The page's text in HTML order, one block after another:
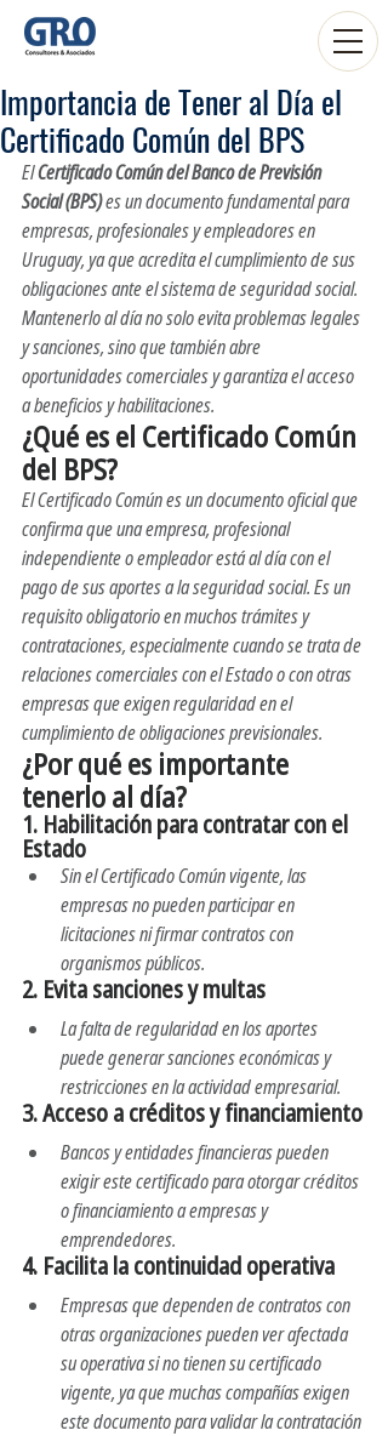
Importancia de Tener al Día el
Certificado Común del BPS
El Certificado Común del Banco de Previsión
Social (BPS) es un documento fundamental para
empresas, profesionales y empleadores en
Uruguay, ya que acredita el cumplimiento de sus
obligaciones ante el sistema de seguridad social.
Mantenerlo al día no solo evita problemas legales
y sanciones, sino que también abre
oportunidades comerciales y garantiza el acceso
a beneficios y habilitaciones.
¿Qué es el Certificado Común
del BPS?
El Certificado Común es un documento oficial que
confirma que una empresa, profesional
independiente o empleador está al día con el
pago de sus aportes a la seguridad social. Es un
requisito obligatorio en muchos trámites y
contrataciones, especialmente cuando se trata de
relaciones comerciales con el Estado o con otras
empresas que exigen regularidad en el
cumplimiento de obligaciones previsionales.
¿Por qué es importante
tenerlo al día?
1. Habilitación para contratar con el
Estado
Sin el Certificado Común vigente, las
empresas no pueden participar en
licitaciones ni firmar contratos con
organismos públicos.
2. Evita sanciones y multas
La falta de regularidad en los aportes
puede generar sanciones económicas y
restricciones en la actividad empresarial.
3. Acceso a créditos y financiamiento
Bancos y entidades financieras pueden
exigir este certificado para otorgar créditos
o financiamiento a empresas y
emprendedores.
4. Facilita la continuidad operativa
Empresas que dependen de contratos con
otras organizaciones pueden ver afectada
su operativa si no tienen su certificado
vigente, ya que muchas compañías exigen
este documento para validar la contratación